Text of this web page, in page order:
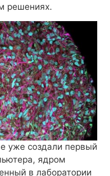
решениях.
уже создали первый
ядром
в лаборатории